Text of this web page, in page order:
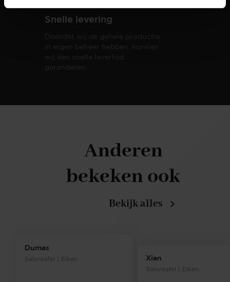
Snelle levering
Doordat wij de gehele productie
in eigen beheer hebben, kunnen
wij een snelle levertijd
garanderen.
Dumas
Salontafel | Eiken Xian
Salontafel | Eiken
Anderen
bekeken ook
Bekijk alles